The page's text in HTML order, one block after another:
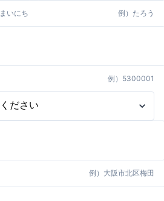
まいにち 例） たろう
例） 5300001
例） 大阪市北区梅田